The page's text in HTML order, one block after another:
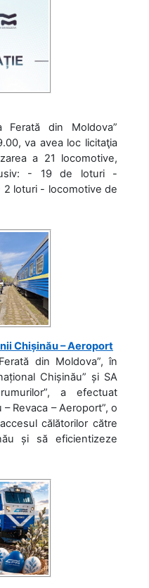
Ferată din Moldova”
va avea loc licitaţia
a 21 locomotive,
- 19 de loturi -
loturi - locomotive de
Chișinău – Aeroport
din Moldova”, în
Chișinău” și SA
a efectuat
Revaca – Aeroport”, o
călătorilor către
și să eficientizeze